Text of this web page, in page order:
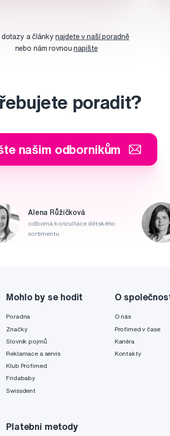
dotazy a článkynajdete v naší poradně
nebo nám rovnounapište
poradit?
našim odborníkům
Alena Růžičková
odborná konzultace dětského
sortimentu
Mohlo by se hodit
Poradna
Značky
Slovník pojmů
Reklamace a servis
Klub Profimed
Fridababy
Swissdent
O
O nás
Profimed v čase
Kariéra
Kontakty
Platební metody